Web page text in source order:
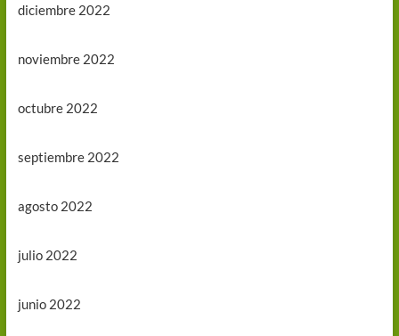
diciembre 2022
noviembre 2022
octubre 2022
septiembre 2022
agosto 2022
julio 2022
junio 2022